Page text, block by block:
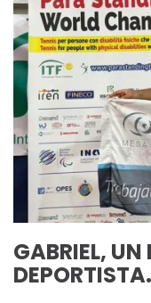
GABRIEL,
DEPORTISTA.